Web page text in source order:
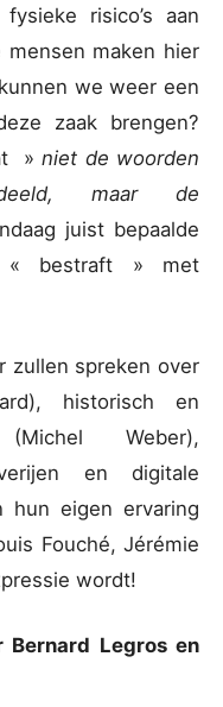
risico’s aan
maken hier
we weer een
zaak brengen?
» niet de woorden
maar de
juist bepaalde
« bestraft » met
zullen spreken over
historisch en
Weber),
en digitale
hun eigen ervaring
Fouché, Jérémie
wordt!
Bernard Legros en